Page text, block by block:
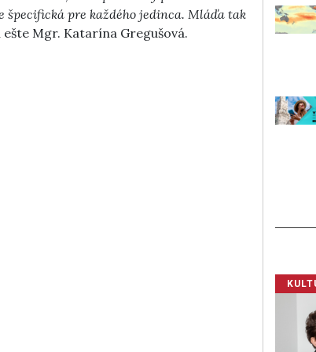
špecifická pre každého jedinca. Mláďa tak
ešte Mgr. Katarína Gregušová.